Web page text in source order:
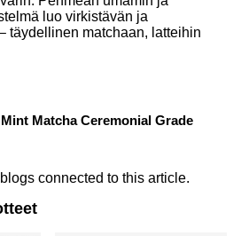
luo virkistävän ja
täydellinen matchaan, latteihin
Matcha Ceremonial Grade
connected to this article.